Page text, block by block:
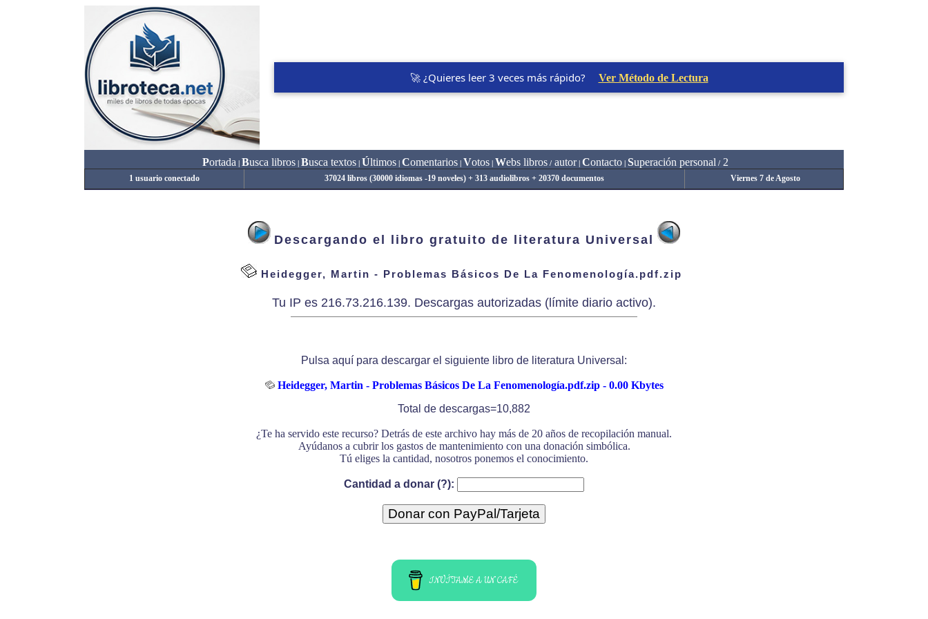
🚀 ¿Quieres leer 3 veces más rápido? Ver Método de Lectura
Portada Busca libros| Busca textos| Últimos| Comentarios| Votos| Webs libros/autor| Contacto| Superación personal / 2
1 usuario conectado 37024 libros (30000 idiomas -19 noveles) + 313 audiolibros + 20370 documentos Viernes 7 de Agosto
Descargando el libro gratuito de literatura Universal
Heidegger, Martin - Problemas Básicos De La Fenomenología.pdf.zip
Tu IP es 216.73.216.139. Descargas autorizadas (límite diario activo).
Pulsa aquí para descargar el siguiente libro de literatura Universal:
Heidegger, Martin - Problemas Básicos De La Fenomenología.pdf.zip - 0.00 Kbytes
Total de descargas=10,882
¿Te ha servido este recurso? Detrás de este archivo hay más de 20 años de recopilación manual.
Ayúdanos a cubrir los gastos de mantenimiento con una donación simbólica.
Tú eliges la cantidad, nosotros ponemos el conocimiento.
Cantidad a donar (?):
INVÍTAME A UN CAFÉ